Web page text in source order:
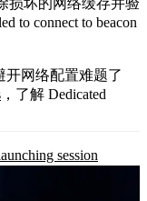
to connect to beacon
开网络配置难题了
，了解 Dedicated
session